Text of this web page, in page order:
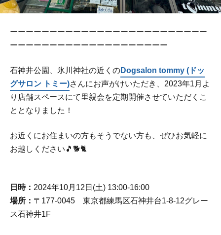
ーーーーーーーーーーーーーーーーーーーーーーーーー
ーーーーーーーーーーーーーーーーーーーー
石神井公園、氷川神社の近くのDogsalon tommy (ドッ
グサロン トミー)さんにお声がけいただき、2023年1月よ
り店舗スペースにて里親会を定期開催させていただくこ
ととなりました！
お近くにお住まいの方もそうでない方も、ぜひお気軽に
お越しください🎵🐕🐈
日時： 2024年10月12日(土) 13:00-16:00
場所： 〒177-0045 東京都練馬区石神井台1-8-12グレー
ス石神井1F